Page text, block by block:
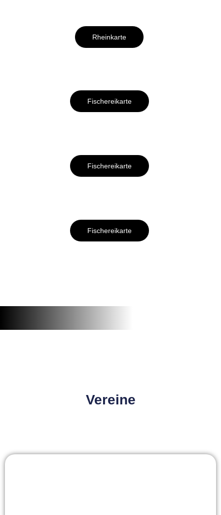
Rheinkarte
Fischereikarte
Fischereikarte
Fischereikarte
Vereine